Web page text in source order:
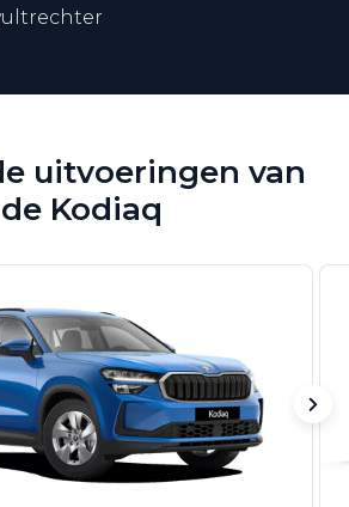
uitvoeringen van
de Kodiaq